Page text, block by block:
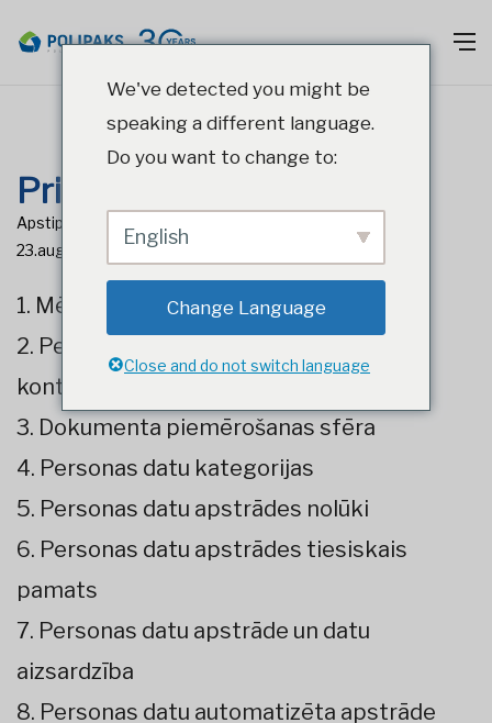
Privātuma politika
Apstiprināts: ar valdes lēmumu Nr. 9/U-18R no 2018.gada
23.augusta
1. Mērķis
2. Personas datu pārzinis un tā
kontaktinformācija
3. Dokumenta piemērošanas sfēra
4. Personas datu kategorijas
5. Personas datu apstrādes nolūki
6. Personas datu apstrādes tiesiskais
pamats
7. Personas datu apstrāde un datu
aizsardzība
8. Personas datu automatizēta apstrāde
We've detected you might be
speaking a different language.
Do you want to change to:
English
Change Language
Close and do not switch language